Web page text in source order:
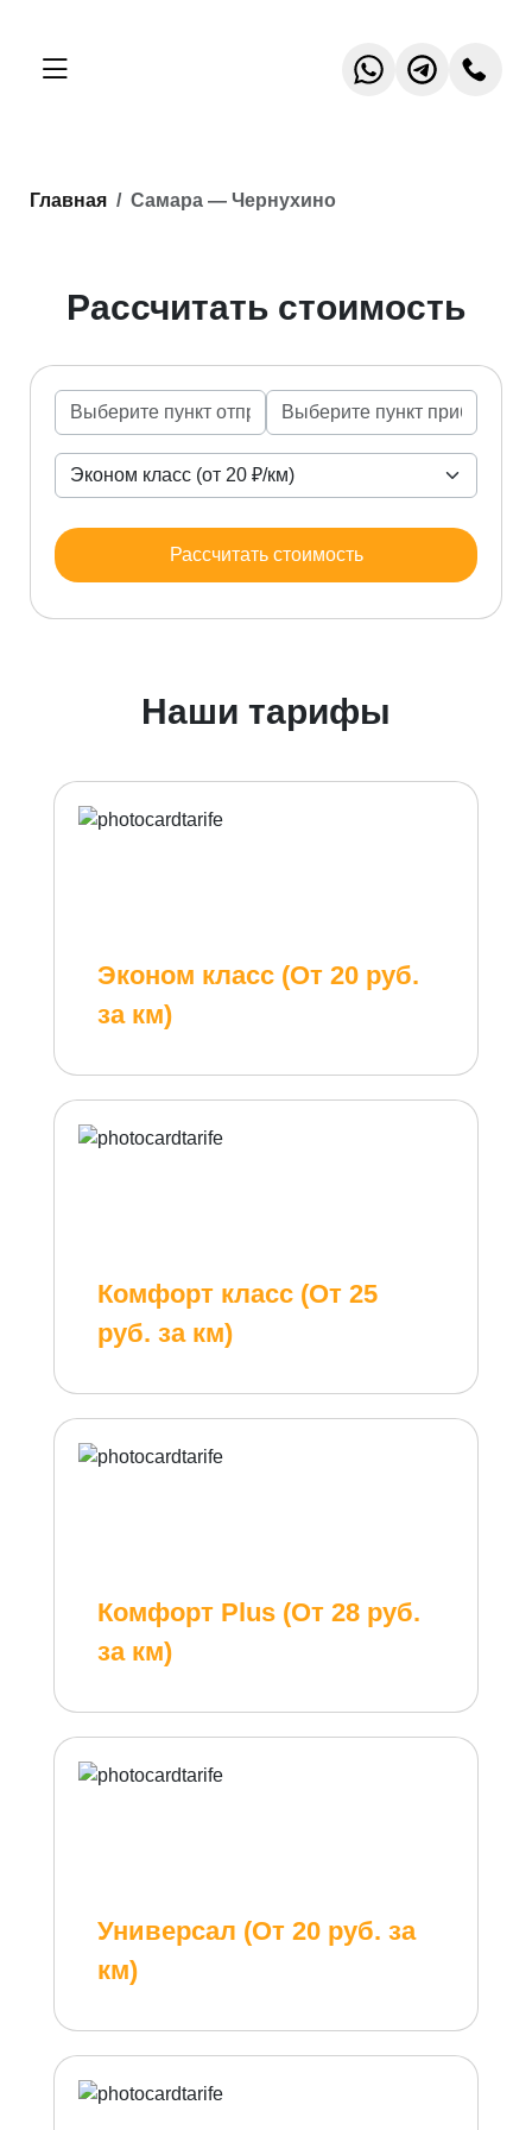
Главная Самара — Чернухино
Рассчитать стоимость
Рассчитать стоимость
Наши тарифы
Эконом класс (От 20 руб.
за км)
Комфорт класс (От 25
руб. за км)
Комфорт Plus (От 28 руб.
за км)
Универсал (От 20 руб. за
км)